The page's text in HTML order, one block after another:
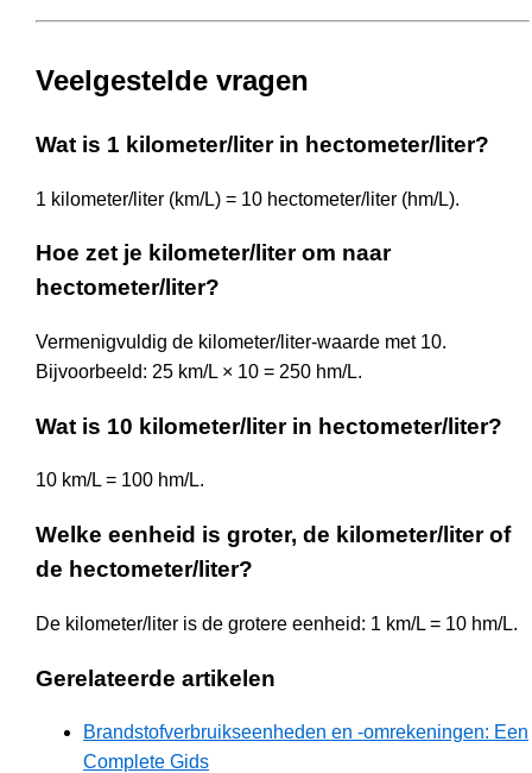
Veelgestelde vragen
Wat is 1 kilometer/liter in hectometer/liter?
1 kilometer/liter (km/L) = 10 hectometer/liter (hm/L).
Hoe zet je kilometer/liter om naar
hectometer/liter?
Vermenigvuldig de kilometer/liter-waarde met 10.
Bijvoorbeeld: 25 km/L × 10 = 250 hm/L.
Wat is 10 kilometer/liter in hectometer/liter?
10 km/L = 100 hm/L.
Welke eenheid is groter, de kilometer/liter of
de hectometer/liter?
De kilometer/liter is de grotere eenheid: 1 km/L = 10 hm/L.
Gerelateerde artikelen
Brandstofverbruikseenheden en -omrekeningen: Een
Complete Gids